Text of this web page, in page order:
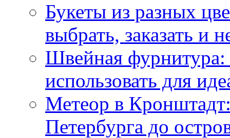
Букеты из разных
выбрать, заказать и
Швейная фурнитура:
использовать для
Метеор в
Петербурга до